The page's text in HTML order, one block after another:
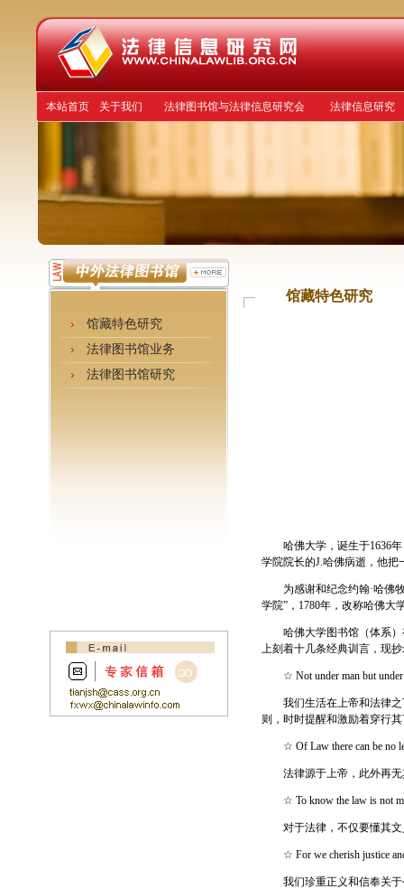
本站首页 关于我们 法律图书馆与法律信息研究会 法律信息研究
馆藏特色研究
法律图书馆业务
法律图书馆研究
馆藏特色研究
哈佛大学，诞生于1636年
学院院长的J.哈佛病逝，他把
为感谢和纪念约翰·哈佛牧
学院”，1780年，改称哈佛大
哈佛大学图书馆（体系）
上刻着十几条经典训言，现
☆ Not under man but under
我们生活在上帝和法律之
则，时时提醒和激励着穿行
☆ Of Law there can be no
法律源于上帝，此外再无
☆ To know the law is not
对于法律，不仅要懂其文
☆ For we cherish justice and
我们珍重正义和信奉关于